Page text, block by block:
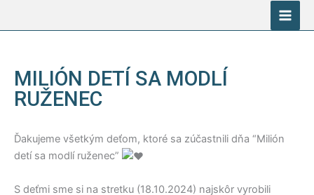
MILIÓN DETÍ SA MODLÍ
RUŽENEC
Ďakujeme všetkým deťom, ktoré sa zúčastnili dňa “Milión
detí sa modlí ruženec”
S deťmi sme si na stretku (18.10.2024) najskôr vyrobili